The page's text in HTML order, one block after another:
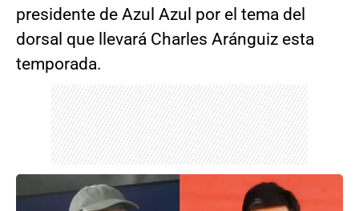
presidente de Azul Azul por el tema del
dorsal que llevará Charles Aránguiz esta
temporada.